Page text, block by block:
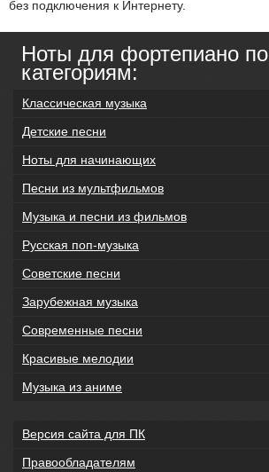
без подключения к Интернету.
Ноты для фортепиано по
категориям:
Классическая музыка
Детские песни
Ноты для начинающих
Песни из мультфильмов
Музыка и песни из фильмов
Русская поп-музыка
Советские песни
Зарубежная музыка
Современные песни
Красивые мелодии
Музыка из аниме
Версия сайта для ПК
Правообладателям